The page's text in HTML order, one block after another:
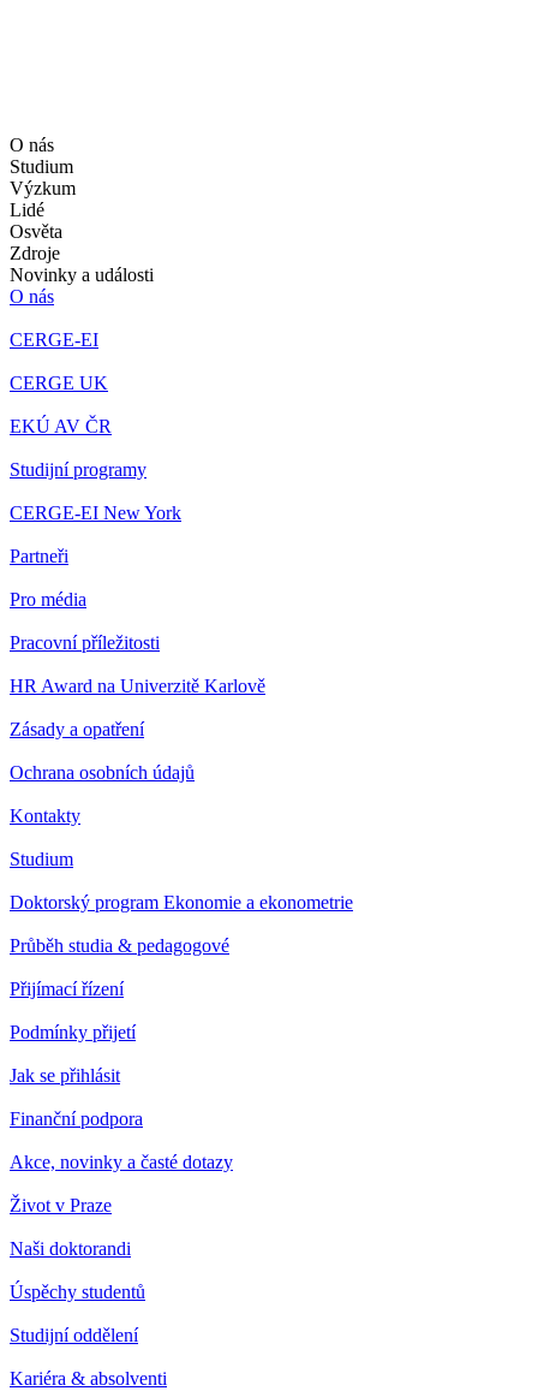
O nás
Studium
Výzkum
Lidé
Osvěta
Zdroje
Novinky a události
O nás
CERGE-EI
CERGE UK
EKÚ AV ČR
Studijní programy
CERGE-EI New York
Partneři
Pro média
Pracovní příležitosti
HR Award na Univerzitě Karlově
Zásady a opatření
Ochrana osobních údajů
Kontakty
Studium
Doktorský program Ekonomie a ekonometrie
Průběh studia & pedagogové
Přijímací řízení
Podmínky přijetí
Jak se přihlásit
Finanční podpora
Akce, novinky a časté dotazy
Život v Praze
Naši doktorandi
Úspěchy studentů
Studijní oddělení
Kariéra & absolventi